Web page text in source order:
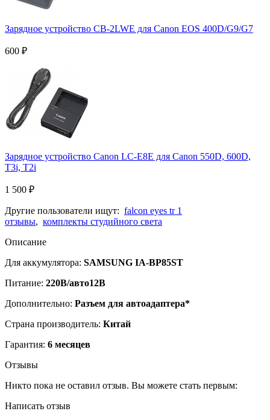
Зарядное устройство CB-2LWE для Canon EOS 400D/G9/G7
600 ₽
Зарядное устройство Canon LC-E8E для Canon 550D, 600D,
T3i, T2i
1 500 ₽
Другие пользователи ищут: falcon eyes tr 1
отзывы, комплекты студийного света
Описание
Для аккумулятора: SAMSUNG IA-BP85ST
Питание: 220В/авто12В
Дополнительно: Разъем для автоадаптера*
Страна производитель: Китай
Гарантия: 6 месяцев
Отзывы
Никто пока не оставил отзыв. Вы можете стать первым:
Написать отзыв